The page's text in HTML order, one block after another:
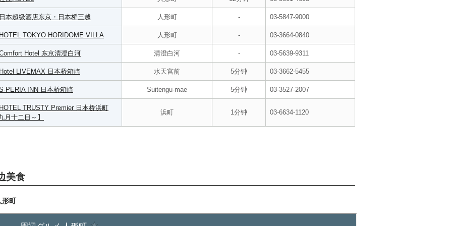
本超级酒店东京・日本桥三越 人形町 - 03-5847-9000
TOKYO HORIDOME VILLA 人形町 - 03-3664-0840
Hotel 东京清澄白河 清澄白河 - 03-5639-9311
LIVEMAX 日本桥箱崎 水天宫前 5分钟 03-3662-5455
PERIA INN 日本桥箱崎 Suitengu-mae 5分钟 03-3527-2007
TRUSTY Premier 日本桥浜町
月十二日～】
浜町 1分钟 03-6634-1120
美食
形町